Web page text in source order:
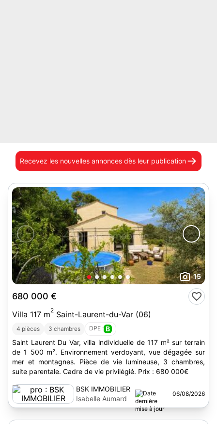
Recevez les nouvelles annonces dès leur publication
15
680 000 €
Villa 117 m2 Saint-Laurent-du-Var (06)
4 pièces 3 chambres DPE : B
Saint Laurent Du Var, villa individuelle de 117 m² sur terrain
de 1 500 m². Environnement verdoyant, vue dégagée sur
mer et montagnes. Pièce de vie lumineuse, 3 chambres,
suite parentale. Cadre de vie privilégié. Prix : 680 000€
BSK IMMOBILIER
Isabelle Aumard
06/08/2026